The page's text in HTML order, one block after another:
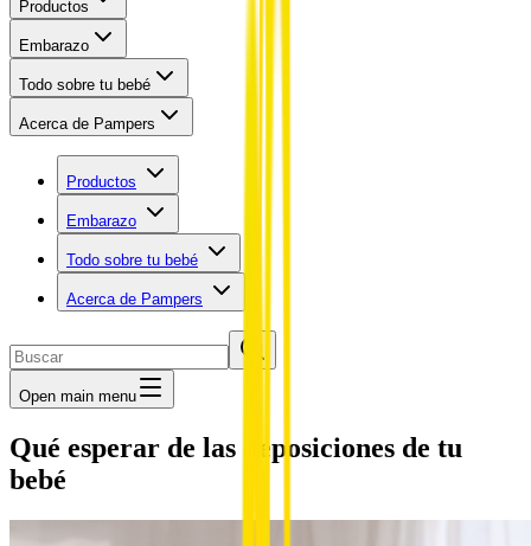
Productos
Embarazo
Todo sobre tu bebé
Acerca de Pampers
Productos
Embarazo
Todo sobre tu bebé
Acerca de Pampers
Open main menu
Qué esperar de las deposiciones de tu
bebé